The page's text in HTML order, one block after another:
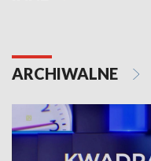
ARCHIWALNE